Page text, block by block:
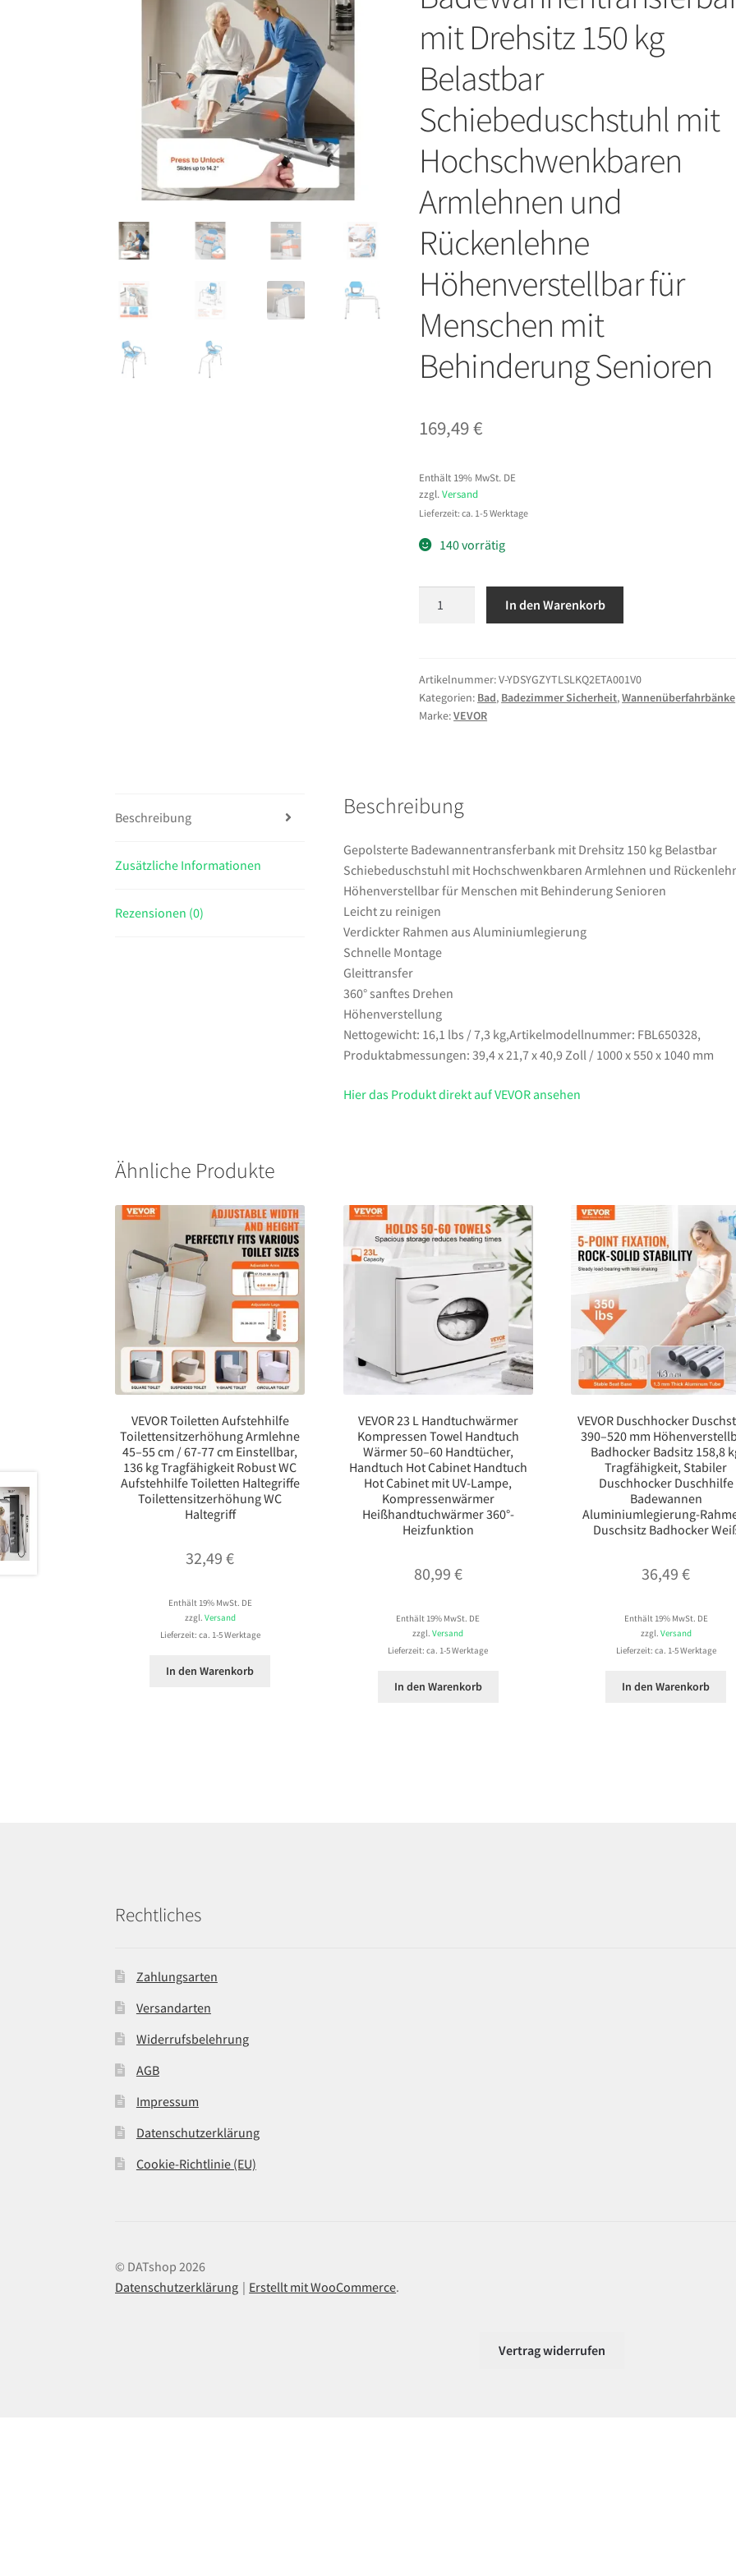
mit Drehsitz 150 kg
Belastbar
Schiebeduschstuhl mit
Hochschwenkbaren
Armlehnen und
Rückenlehne
Höhenverstellbar für
Menschen mit
Behinderung Senioren
169,49€
Enthält 19% MwSt. DE
zzgl.Versand
Lieferzeit: ca. 1-5 Werktage
140 vorrätig
Drehsitz
150
kg
Hochschwenkbaren
Armlehnen
und
Rückenlehne
Höhenverstellbar
für
Menschen
mit
Behinderung
Senioren
Menge
In den Warenkorb
Artikelnummer:V-YDSYGZYTLSLKQ2ETA001V0
Kategorien: Bad, Badezimmer Sicherheit,Wannenüberfahrbänke
Marke:VEVOR
Beschreibung
Zusätzliche Informationen
Rezensionen (0)
Beschreibung
Gepolsterte Badewannentransferbank mit Drehsitz 150 kg Belastbar
Schiebeduschstuhl mit Hochschwenkbaren Armlehnen und
Höhenverstellbar für Menschen mit Behinderung Senioren
Leicht zu reinigen
Verdickter Rahmen aus Aluminiumlegierung
Schnelle Montage
Gleittransfer
360° sanftes Drehen
Höhenverstellung
Nettogewicht: 16,1 lbs / 7,3 kg,Artikelmodellnummer: FBL650328,
Produktabmessungen: 39,4 x 21,7 x 40,9 Zoll / 1000 x 550 x 1040 mm
Hier das Produkt direkt auf VEVOR ansehen
Ähnliche Produkte
VEVOR Toiletten Aufstehhilfe
Toilettensitzerhöhung Armlehne
45–55 cm / 67-77 cm Einstellbar,
136 kg Tragfähigkeit Robust WC
Aufstehhilfe Toiletten Haltegriffe
Toilettensitzerhöhung WC
Haltegriff
32,49€
Enthält 19% MwSt. DE
zzgl. Versand
Lieferzeit: ca. 1-5 Werktage
In den Warenkorb
VEVOR 23 L Handtuchwärmer
Kompressen Towel Handtuch
Wärmer 50–60 Handtücher,
Handtuch Hot Cabinet Handtuch
Hot Cabinet mit UV-Lampe,
Kompressenwärmer
Heißhandtuchwärmer 360°-
Heizfunktion
80,99 €
Enthält 19% MwSt. DE
zzgl.Versand
Lieferzeit: ca. 1-5 Werktage
In den Warenkorb
VEVOR Duschhocker
390–520 mm
Badhocker Badsitz 158,8
Tragfähigkeit, Stabiler
Duschhocker Duschhilfe
Badewannen
Aluminiumlegierung-
Duschsitz Badhocker
36,49€
Enthält 19% MwSt. DE
zzgl. Versand
Lieferzeit: ca. 1-5 Werktage
In den Warenkorb
Rechtliches
Zahlungsarten
Versandarten
Widerrufsbelehrung
AGB
Impressum
Datenschutzerklärung
Cookie-Richtlinie (EU)
© DATshop 2026
Datenschutzerklärung
Erstellt mit WooCommerce.
Vertrag widerrufen